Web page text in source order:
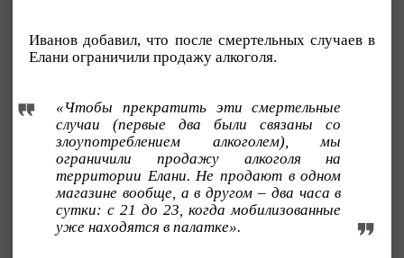
Иванов добавил, что после смертельных случаев в
Елани ограничили продажу алкоголя.
«Чтобы прекратить эти смертельные
случаи (первые два были связаны со
злоупотреблением алкоголем), мы
ограничили продажу алкоголя на
территории Елани. Не продают в одном
магазине вообще, а в другом – два часа в
сутки: с 21 до 23, когда мобилизованные
уже находятся в палатке».